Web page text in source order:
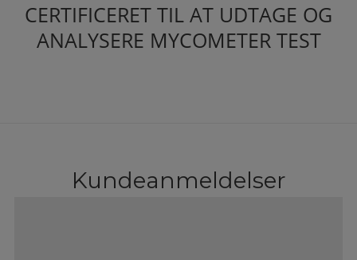
CERTIFICERET TIL AT UDTAGE OG
ANALYSERE MYCOMETER TEST
Kundeanmeldelser